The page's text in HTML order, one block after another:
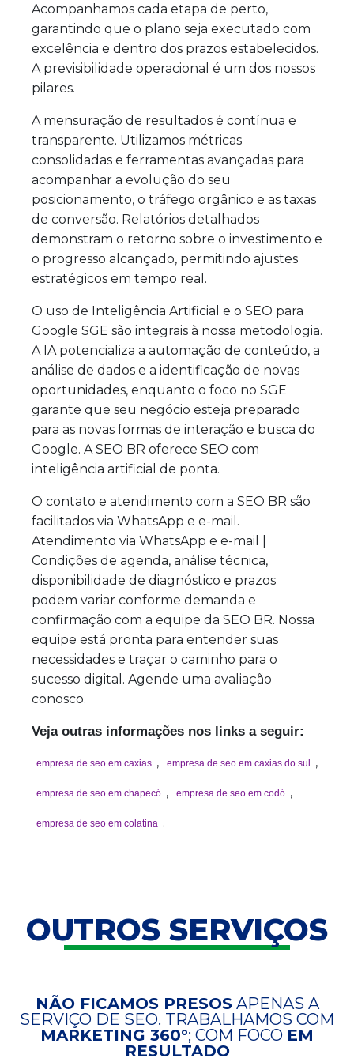
Acompanhamos cada etapa de perto,
garantindo que o plano seja executado com
excelência e dentro dos prazos estabelecidos.
A previsibilidade operacional é um dos nossos
pilares.
A mensuração de resultados é contínua e
transparente. Utilizamos métricas
consolidadas e ferramentas avançadas para
acompanhar a evolução do seu
posicionamento, o tráfego orgânico e as taxas
de conversão. Relatórios detalhados
demonstram o retorno sobre o investimento e
o progresso alcançado, permitindo ajustes
estratégicos em tempo real.
O uso de Inteligência Artificial e o SEO para
Google SGE são integrais à nossa metodologia.
A IA potencializa a automação de conteúdo, a
análise de dados e a identificação de novas
oportunidades, enquanto o foco no SGE
garante que seu negócio esteja preparado
para as novas formas de interação e busca do
Google. A SEO BR oferece SEO com
inteligência artificial de ponta.
O contato e atendimento com a SEO BR são
facilitados via WhatsApp e e-mail.
Atendimento via WhatsApp e e-mail |
Condições de agenda, análise técnica,
disponibilidade de diagnóstico e prazos
podem variar conforme demanda e
confirmação com a equipe da SEO BR. Nossa
equipe está pronta para entender suas
necessidades e traçar o caminho para o
sucesso digital. Agende uma avaliação
conosco.
Veja outras informações nos links a seguir:
empresa de seo em caxias , empresa de seo em caxias do sul ,
empresa de seo em chapecó , empresa de seo em codó ,
empresa de seo em colatina .
OUTROS SERVIÇOS
NÃO FICAMOS PRESOSAPENAS A
SERVIÇO DE SEO. TRABALHAMOS COM
MARKETING 360°; COM FOCO EM
RESULTADO